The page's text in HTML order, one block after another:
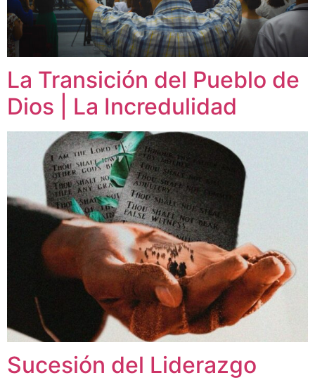
La Transición del Pueblo de
Dios | La Incredulidad
Sucesión del Liderazgo